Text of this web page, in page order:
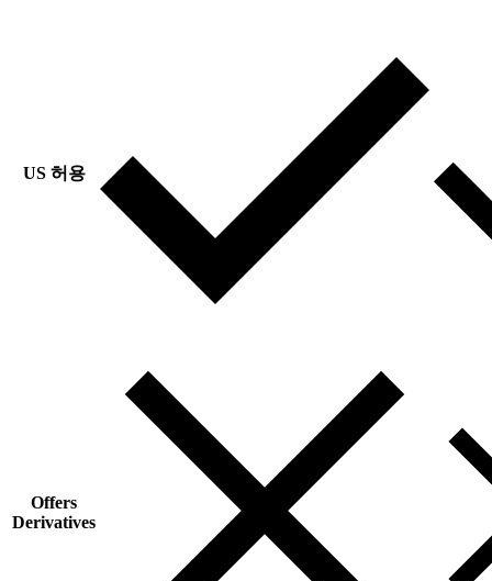
US 허용
Offers
Derivatives